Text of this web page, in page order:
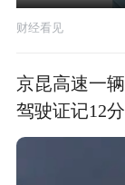
财经看见
京昆高速一
驾驶证记12分